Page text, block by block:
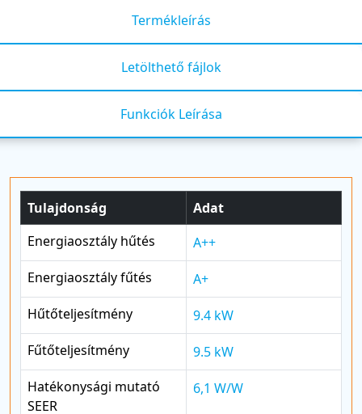
Termékleírás
Letölthető fájlok
Funkciók Leírása
Tulajdonság
Adat
Energiaosztály hűtés
A++
Energiaosztály fűtés
A+
Hűtőteljesítmény
9.4 kW
Fűtőteljesítmény
9.5 kW
Hatékonysági mutató
SEER
6,1 W/W